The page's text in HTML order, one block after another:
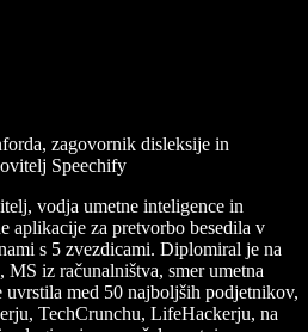
zagovornik disleksije in
Speechify
vodja umetne inteligence in
aplikacije za pretvorbo besedila v
s 5 zvezdicami. Diplomiral je na
iz računalništva, smer umetna
med 50 najboljših podjetnikov,
TechCrunchu, LifeHackerju, na